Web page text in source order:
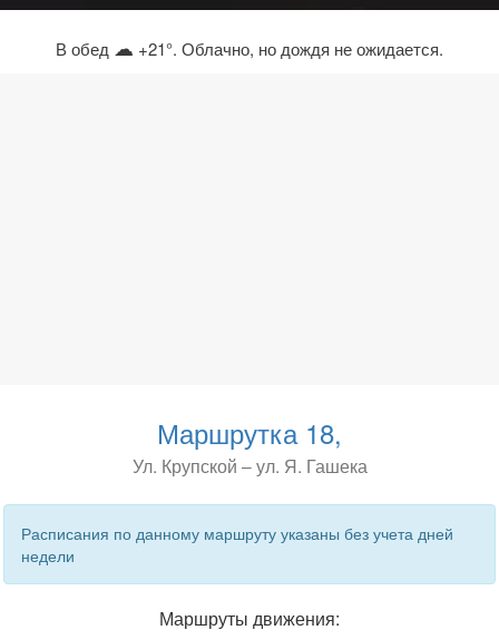
В обед ☁ +21°. Облачно, но дождя не ожидается.
Маршрутка 18,
Ул. Крупской – ул. Я. Гашека
Расписания по данному маршруту указаны без учета дней
недели
Маршруты движения: